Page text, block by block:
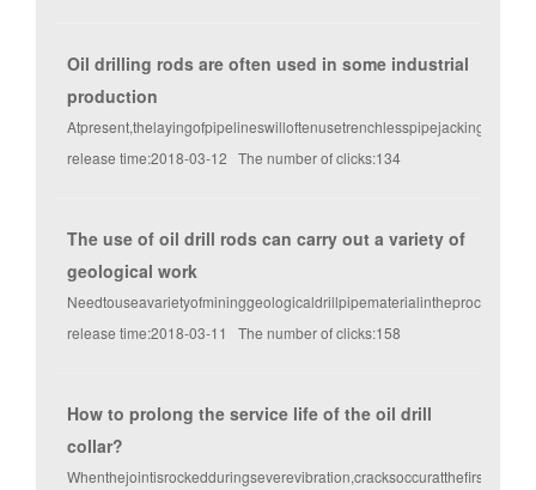
Oil drilling rods are often used in some industrial
production
release time:2018-03-12 The number of clicks:134
The use of oil drill rods can carry out a variety of
geological work
release time:2018-03-11 The number of clicks:158
How to prolong the service life of the oil drill
collar?